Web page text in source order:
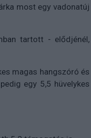
most egy vadonatúj
tartott - elődjénél,
magas hangszóró és
egy 5,5 hüvelykes